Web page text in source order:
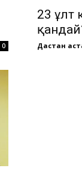
0
23 ұлт
Дастан